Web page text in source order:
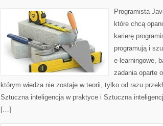
Programista
które chcą
karierę
programują i
e-learningowe,
zadania oparte
którym wiedza nie zostaje w teorii, tylko od razu
Sztuczna inteligencja w praktyce i Sztuczna
[…]